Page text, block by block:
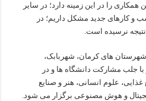
را در این زمینه دارد؛ در سایر
و کارهای جدید مشکل داریم؛ در
نرسیده است.
های کرمان، شهربابک،
جلب مشارکت دانشگاه ها و در
علوم انسانی، هنر و صنایع
و هوش مصنوعی برگزار می شود.